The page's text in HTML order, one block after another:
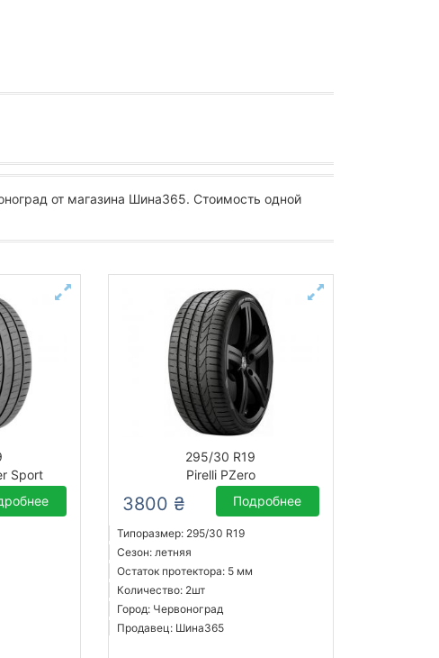
от магазина Шина365. Стоимость одной
Sport
295/30 R19
Pirelli PZero
3800 ₴ Подробнее
Типоразмер: 295/30 R19
Сезон: летняя
Остаток протектора: 5 мм
Количество: 2шт
Город: Червоноград
Продавец: Шина365